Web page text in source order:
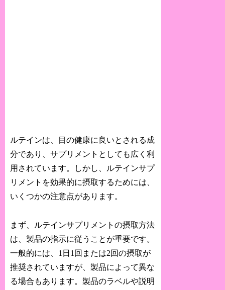
ルテインは、目の健康に良いとされる成
分であり、サプリメントとしても広く利
用されています。しかし、ルテインサプ
リメントを効果的に摂取するためには、
いくつかの注意点があります。
まず、ルテインサプリメントの摂取方法
は、製品の指示に従うことが重要です。
一般的には、1日1回または2回の摂取が
推奨されていますが、製品によって異な
る場合もあります。製品のラベルや説明